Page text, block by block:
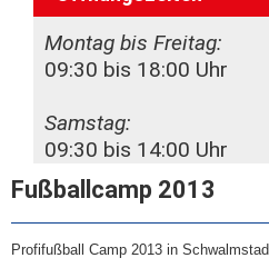
Montag bis Freitag:
09:30 bis 18:00 Uhr
Samstag:
09:30 bis 14:00 Uhr
Fußballcamp 2013
Profifußball Camp 2013 in